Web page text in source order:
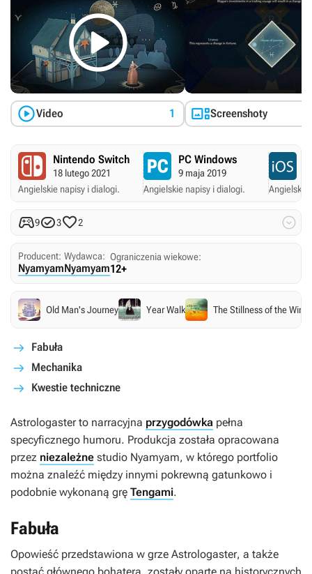

Video 1 Screenshoty
Nintendo Switch
18 lutego 2021
Angielskie napisy i dialogi.
PC Windows
9 maja 2019
Angielskie napisy i dialogi.
Angielskie
932 
Producent:
Nyamyam
Wydawca:
Nyamyam
Ograniczenia wiekowe:
12+
Old Man's Journey Year Walk The Stillness of the Wind
Fabuła
Mechanika
Kwestie techniczne
Astrologasterto narracyjna przygodówka pełna
specyficznego humoru. Produkcja została opracowana
przez niezależne studio Nyamyam, w którego portfolio
można znaleźć między innymi pokrewną gatunkowo i
podobnie wykonaną grę Tengami.
Fabuła
Opowieść przedstawiona w grze Astrologaster, a także